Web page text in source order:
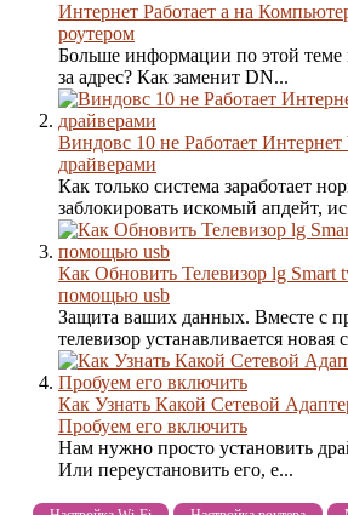
Интернет Работает а на
роутером
Больше информации по этой теме
за адрес? Как заменит DN...
Виндовс 10 не Работает
драйверами
Как только система заработает
заблокировать искомый апдейт,
Как Обновить Телевизор lg Smart
помощью usb
Защита ваших данных. Вместе с
телевизор устанавливается новая
Как Узнать Какой Сетевой
Пробуем его включить
Нам нужно просто установить
Или переустановить его, е...